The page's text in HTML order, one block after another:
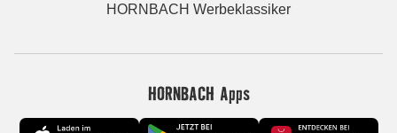
HORNBACH Werbeklassiker
HORNBACH Apps